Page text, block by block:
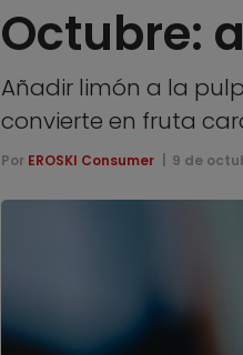
Octubre:
Añadir limón a la
convierte en fruta
Por EROSKI Consumer 9 de